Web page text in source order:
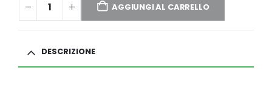
AGGIUNGI AL CARRELLO
DESCRIZIONE